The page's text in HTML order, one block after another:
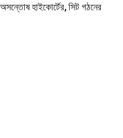
হাইকোর্টের, সিট গঠনের